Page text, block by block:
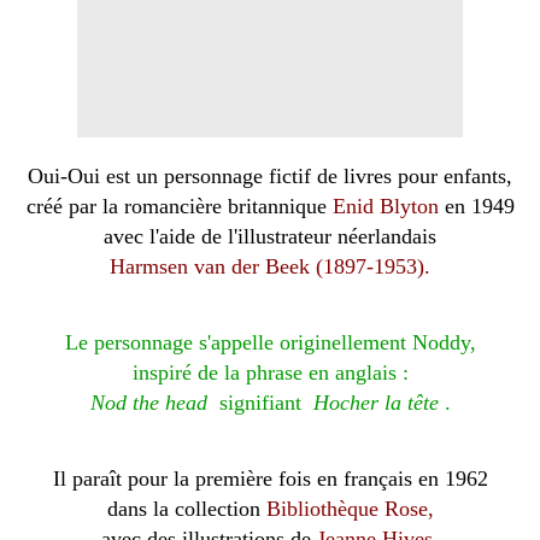
Oui-Oui est un personnage fictif de livres pour enfants,
créé par la romancière britannique Enid Blyton en 1949
avec l'aide de l'illustrateur néerlandais
Harmsen van der Beek (1897-1953).
Le personnage s'appelle originellement Noddy,
inspiré de la phrase en anglais :
Nod the headsignifiant Hocher la tête.
Il paraît pour la première fois en français en 1962
dans la collection Bibliothèque Rose,